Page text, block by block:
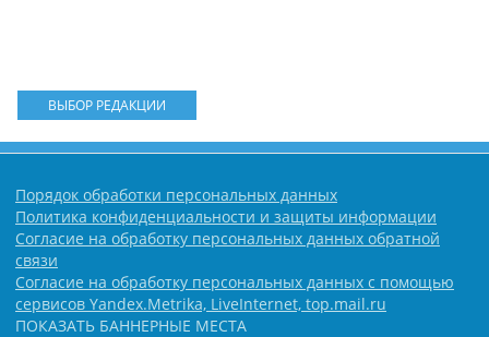
ВЫБОР РЕДАКЦИИ
Порядок обработки персональных данных
Политика конфиденциальности и защиты информации
Согласие на обработку персональных данных обратной
связи
Согласие на обработку персональных данных с помощью
сервисов Yandex.Metrika, LiveInternet, top.mail.ru
ПОКАЗАТЬ БАННЕРНЫЕ МЕСТА